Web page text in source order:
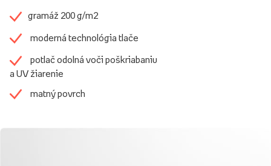
gramáž 200 g/m2
moderná technológia tlače
potlač odolná voči poškriabaniu
a UV žiarenie
matný povrch